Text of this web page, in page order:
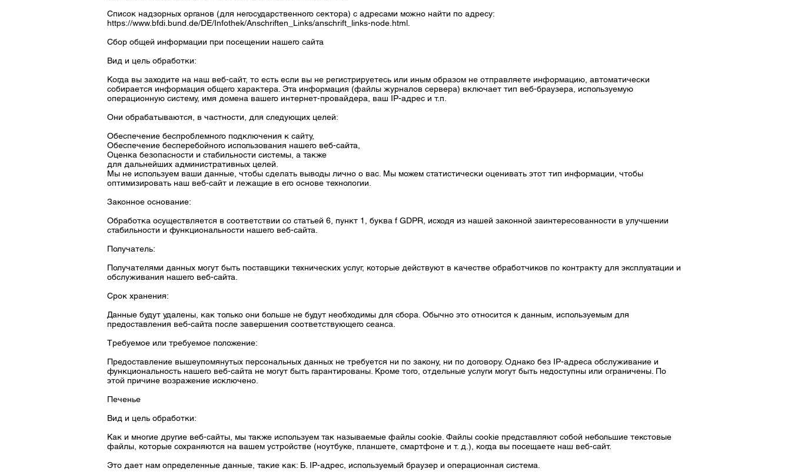
Список надзорных органов (для негосударственного сектора) с адресами можно найти по адресу:
https://www.bfdi.bund.de/DE/Infothek/Anschriften_Links/anschrift_links-node.html.
Сбор общей информации при посещении нашего сайта
Вид и цель обработки:
Когда вы заходите на наш веб-сайт, то есть если вы не регистрируетесь или иным образом не отправляете информацию, автоматически
собирается информация общего характера. Эта информация (файлы журналов сервера) включает тип веб-браузера, используемую
операционную систему, имя домена вашего интернет-провайдера, ваш IP-адрес и т.п.
Они обрабатываются, в частности, для следующих целей:
Обеспечение беспроблемного подключения к сайту,
Обеспечение бесперебойного использования нашего веб-сайта,
Оценка безопасности и стабильности системы, а также
для дальнейших административных целей.
Мы не используем ваши данные, чтобы сделать выводы лично о вас. Мы можем статистически оценивать этот тип информации, чтобы
оптимизировать наш веб-сайт и лежащие в его основе технологии.
Законное основание:
Обработка осуществляется в соответствии со статьей 6, пункт 1, буква f GDPR, исходя из нашей законной заинтересованности в улучшении
стабильности и функциональности нашего веб-сайта.
Получатель:
Получателями данных могут быть поставщики технических услуг, которые действуют в качестве обработчиков по контракту для эксплуатации и
обслуживания нашего веб-сайта.
Срок хранения:
Данные будут удалены, как только они больше не будут необходимы для сбора. Обычно это относится к данным, используемым для
предоставления веб-сайта после завершения соответствующего сеанса.
Требуемое или требуемое положение:
Предоставление вышеупомянутых персональных данных не требуется ни по закону, ни по договору. Однако без IP-адреса обслуживание и
функциональность нашего веб-сайта не могут быть гарантированы. Кроме того, отдельные услуги могут быть недоступны или ограничены. По
этой причине возражение исключено.
Печенье
Вид и цель обработки:
Как и многие другие веб-сайты, мы также используем так называемые файлы cookie. Файлы cookie представляют собой небольшие текстовые
файлы, которые сохраняются на вашем устройстве (ноутбуке, планшете, смартфоне и т. д.), когда вы посещаете наш веб-сайт.
Это дает нам определенные данные, такие как: Б. IP-адрес, используемый браузер и операционная система.